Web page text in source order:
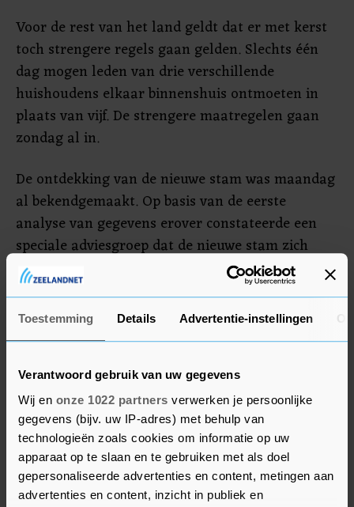
Toestemming Details Advertentie-instellingen
Verantwoord gebruik van uw gegevens
Wij en onze 1022 partners verwerken je persoonlijke
gegevens (bijv. uw IP-adres) met behulp van
technologieën zoals cookies om informatie op uw
apparaat op te slaan en te gebruiken met als doel
gepersonaliseerde advertenties en content, metingen aan
advertenties en content, inzicht in publiek en
Voor de rest van het land geldt dat er met kerst
toch strengere regels gaan gelden. Slechts één
dag mogen leden van drie verschillende
huishoudens elkaar binnenshuis ontmoeten in
plaats van vijf. De strengere maatregelen gaan
zondag al in.
De ontdekking van de nieuwe stam was maandag
al bekendgemaakt. Op basis van de eerste
analyse van gegevens erover constateerde een
speciale adviesgroep dat de nieuwe stam zich
mogelijk sneller verspreidt. Nader onderzoek
moet daarover meer duidelijk maken.
Er zijn geen tekenen die erop wijzen dat de
minder goed te voorkomen met de nieuwe
vaccins.